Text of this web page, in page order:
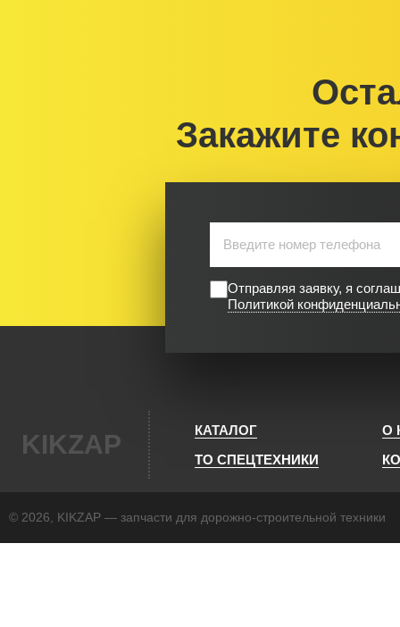
Закажите
Отправляя заявку, я
Политикой
KIKZAP КАТАЛОГ
О
ТО СПЕЦТЕХНИКИ
© 2026, KIKZAP — запчасти для дорожно-строительной техники